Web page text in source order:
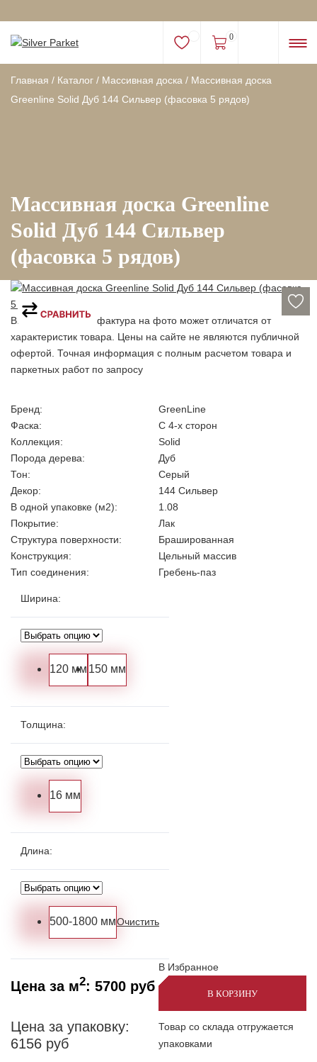
0
Главная / Каталог / Массивная доска / Массивная доска
Greenline Solid Дуб 144 Сильвер (фасовка 5 рядов)
Массивная доска Greenline
Solid Дуб 144 Сильвер
(фасовка 5 рядов)
Внимание! Цвет и фактура на фото может отличатся от
характеристик товара. Цены на сайте не являются публичной
офертой. Точная информация с полным расчетом товара и
паркетных работ по запросу
Бренд:
GreenLine
Фаска:
С 4-х сторон
Коллекция:
Solid
Порода дерева:
Дуб
Тон:
Серый
Декор:
144 Сильвер
В одной упаковке (м2):
1.08
Покрытие:
Лак
Структура поверхности:
Брашированная
Конструкция:
Цельный массив
Тип соединения:
Гребень-паз
Ширина:
120 мм 150 мм
Толщина:
16 мм
Длина:
500-1800 ммОчистить
Цена за м2: 5700 руб
В Избранное
В КОРЗИНУ
Цена за упаковку:
6156 руб
Товар со склада отгружается
упаковками